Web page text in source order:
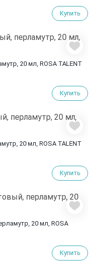
Купить
20 мл, ROSA TALENT
Купить
20 мл, ROSA TALENT
Купить
20 мл, ROSA
Купить